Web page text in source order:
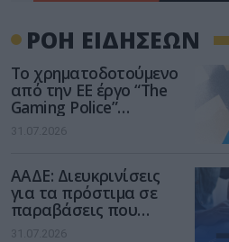
ΡΟΗ ΕΙΔΗΣΕΩΝ
Το χρηματοδοτούμενο
από την ΕΕ έργο “The
Gaming Police”
ενισχύει την ασφάλεια
των παιδιών στο
31.07.2026
ΑΑΔΕ: Διευκρινίσεις
για τα πρόστιμα σε
παραβάσεις που
αφορούν τους ΦΗΜ
31.07.2026